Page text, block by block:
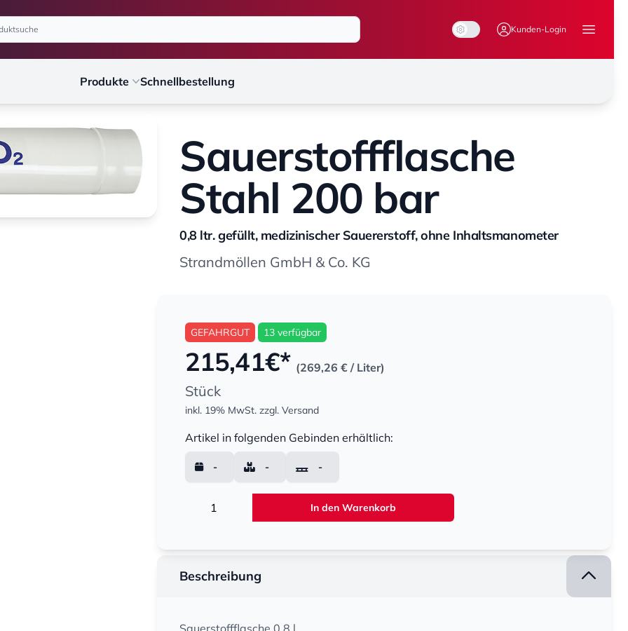
System Mode
Light Mode
Dark Mode Kunden-Login
Menü
Produkte Schnellbestellung
Sauerstoffflasche
Stahl 200 bar
0,8 ltr. gefüllt, medizinischer Sauererstoff, ohne Inhaltsmanometer
Strandmöllen GmbH & Co. KG
GEFAHRGUT 13 verfügbar
215,41€* (269,26 € / Liter)
Stück
inkl. 19% MwSt. zzgl. Versand
Artikel in folgenden Gebinden erhältlich:
- - -
In den Warenkorb
Beschreibung
Sauerstoffflasche 0,8 l